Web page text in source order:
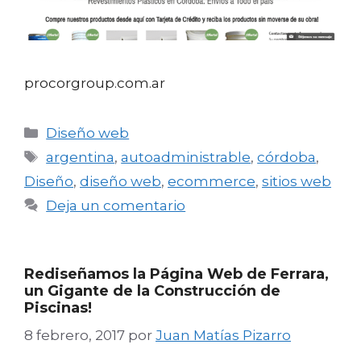
procorgroup.com.ar
Categorías
Diseño web
Etiquetas
argentina,autoadministrable,córdoba,
Diseño, diseño web, ecommerce, sitios web
Deja un comentario
Rediseñamos la Página Web de Ferrara,
un Gigante de la Construcción de
Piscinas!
8 febrero, 2017 por Juan Matías Pizarro